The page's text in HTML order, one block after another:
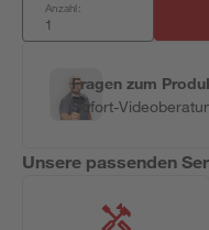
Anzahl:
Fragen zum
Sofort-
Unsere passenden